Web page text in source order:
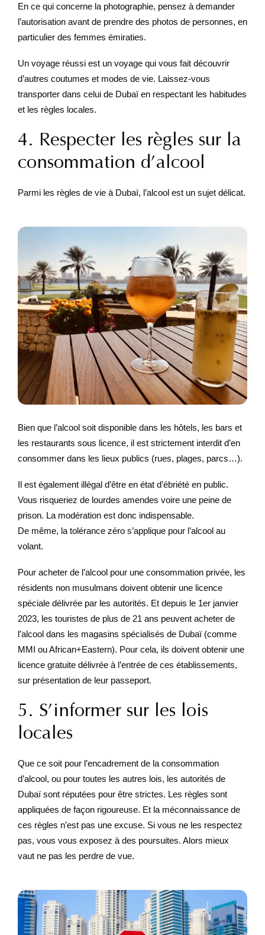
En ce qui concerne la photographie, pensez à demander
l’autorisation avant de prendre des photos de personnes, en
particulier des femmes émiraties.
Un voyage réussi est un voyage qui vous fait découvrir
d’autres coutumes et modes de vie. Laissez-vous
transporter dans celui de Dubaï en respectant les habitudes
et les règles locales.
4. Respecter les règles sur la
consommation d’alcool
Parmi les règles de vie à Dubaï, l’alcool est un sujet délicat.
Bien que l’alcool soit disponible dans les hôtels, les bars et
les restaurants sous licence, il est strictement interdit d’en
consommer dans les lieux publics (rues, plages, parcs…).
Il est également illégal d’être en état d’ébriété en public.
Vous risqueriez de lourdes amendes voire une peine de
prison. La modération est donc indispensable.
De même, la tolérance zéro s’applique pour l’alcool au
volant.
Pour acheter de l’alcool pour une consommation privée, les
résidents non musulmans doivent obtenir une licence
spéciale délivrée par les autorités. Et depuis le 1er janvier
2023, les touristes de plus de 21 ans peuvent acheter de
l’alcool dans les magasins spécialisés de Dubaï (comme
MMI ou African+Eastern). Pour cela, ils doivent obtenir une
licence gratuite délivrée à l’entrée de ces établissements,
sur présentation de leur passeport.
5. S’informer sur les lois
locales
Que ce soit pour l’encadrement de la consommation
d’alcool, ou pour toutes les autres lois, les autorités de
Dubaï sont réputées pour être strictes. Les règles sont
appliquées de façon rigoureuse. Et la méconnaissance de
ces règles n’est pas une excuse. Si vous ne les respectez
pas, vous vous exposez à des poursuites. Alors mieux
vaut ne pas les perdre de vue.